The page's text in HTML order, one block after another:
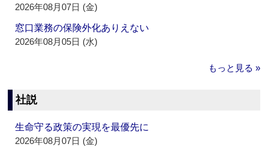
2026年08月07日 (金)
窓口業務の保険外化ありえない
2026年08月05日 (水)
もっと見る »
社説
生命守る政策の実現を最優先に
2026年08月07日 (金)